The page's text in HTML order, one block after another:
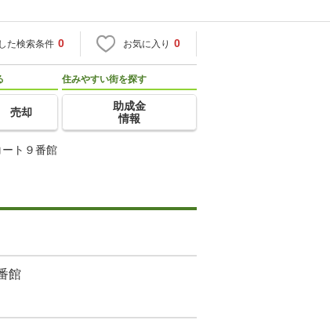
た検索条件 0 お気に入り 0
売却
住みやすい街を探す
助成金
情報
ト９番館
館